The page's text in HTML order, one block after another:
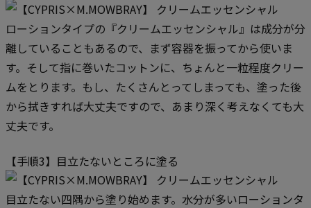
ローションタイプの『クリームエッセンシャル』は成分が分
離していることもあるので、まず容器を振ってから使いま
す。そして指に巻いたコットンに、ちょんと一粒程度クリー
ムをとります。もし、たくさんとってしまっても、塗った後
から拭きすれば大丈夫ですので、あまり深く考えなくても大
丈夫です。
【手順3】目立たないところに塗る
目立たない四隅から塗り始めます。水分が多いローションタ